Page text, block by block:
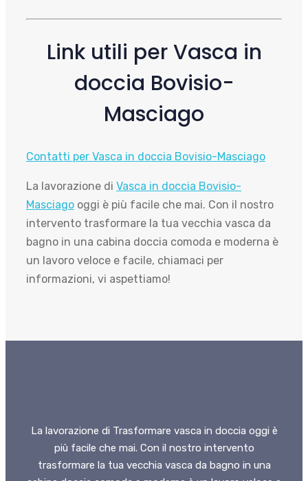
Link utili per Vasca in
doccia Bovisio-
Masciago
Contatti per Vasca in doccia Bovisio-Masciago
La lavorazione di Vasca in doccia Bovisio-
Masciago oggi è più facile che mai. Con il nostro
intervento trasformare la tua vecchia vasca da
bagno in una cabina doccia comoda e moderna è
un lavoro veloce e facile, chiamaci per
informazioni, vi aspettiamo!
La lavorazione di Trasformare vasca in doccia oggi è
più facile che mai. Con il nostro intervento
trasformare la tua vecchia vasca da bagno in una